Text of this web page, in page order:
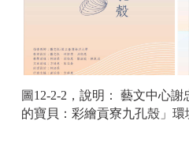
圖12-2-2，說明： 藝文中心
的寶貝：彩繪貢寮九孔殼」環